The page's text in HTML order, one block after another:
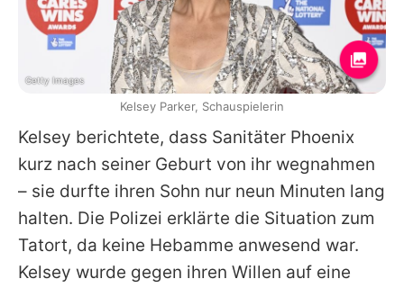
Kelsey berichtete, dass Sanitäter Phoenix
kurz nach seiner Geburt von ihr wegnahmen
– sie durfte ihren Sohn nur neun Minuten lang
halten. Die Polizei erklärte die Situation zum
Tatort, da keine Hebamme anwesend war.
Kelsey wurde gegen ihren Willen auf eine
Getty Images
Kelsey Parker, Schauspielerin